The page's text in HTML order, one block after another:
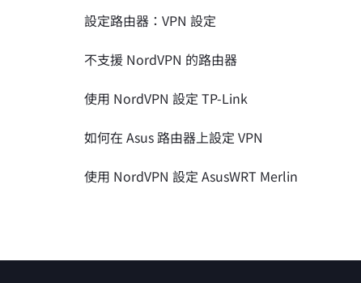
設定路由器：VPN 設定
不支援 NordVPN 的路由器
使用 NordVPN 設定 TP-Link
如何在 Asus 路由器上設定 VPN
使用 NordVPN 設定 AsusWRT Merlin